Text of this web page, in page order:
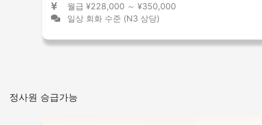
월급 ¥228,000 ～ ¥350,000
일상 회화 수준 (N3 상당)
정사원 승급가능